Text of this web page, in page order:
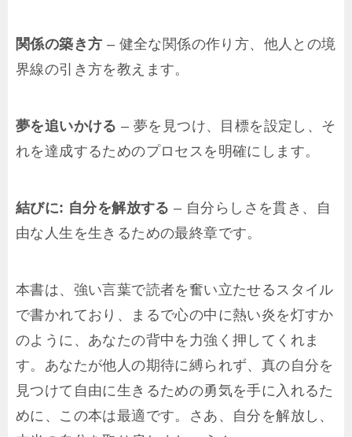
関係の築き方 – 健全な関係の作り方、他人との境
界線の引き方を教えます。
夢を追いかける – 夢を見つけ、目標を設定し、そ
れを達成するためのプロセスを明確にします。
結びに: 自分を解放する – 自分らしさを貫き、自
由な人生を生きるための最終章です。
本書は、強い言葉で読者を奮い立たせるスタイル
で書かれており、まるで心の中に熱い炎を灯すか
のように、あなたの背中を力強く押してくれま
す。あなたが他人の期待に縛られず、真の自分を
見つけて自由に生きるための勇気を手に入れるた
めに、この本は最適です。さあ、自分を解放し、